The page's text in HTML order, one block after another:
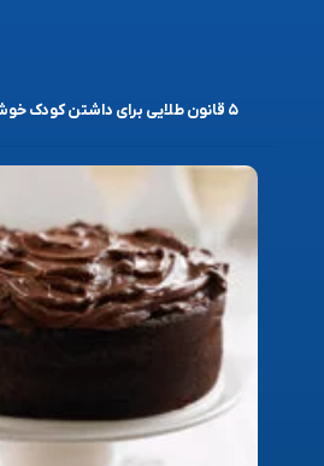
۵ قانون طلایی برای داشتن کودک خوش غذا و خوش اشتها